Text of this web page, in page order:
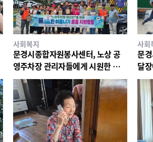
사회복지
문경시종합자원봉사센터, 노상 공
영주차장 관리자들에게 시원한 물품
지원
사회
문
달